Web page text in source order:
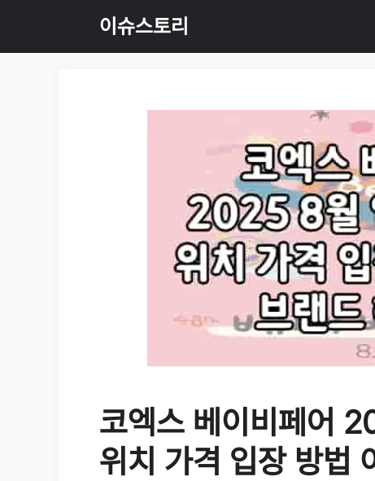
이슈스토리
코엑스 베이비페어
위치 가격 입장 방법